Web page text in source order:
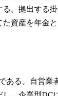
。拠出する
資産を年金
ある。自営